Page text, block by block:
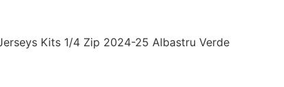
Kits 1/4 Zip 2024-25 Albastru Verde